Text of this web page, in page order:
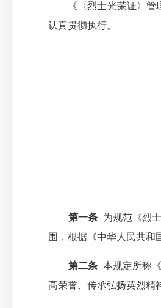
《〈烈士光荣证〉管理
认真贯彻执行。
第一条 为规范《烈
围，根据《中华人民共和
第二条 本规定所称
高荣誉、传承弘扬英烈精